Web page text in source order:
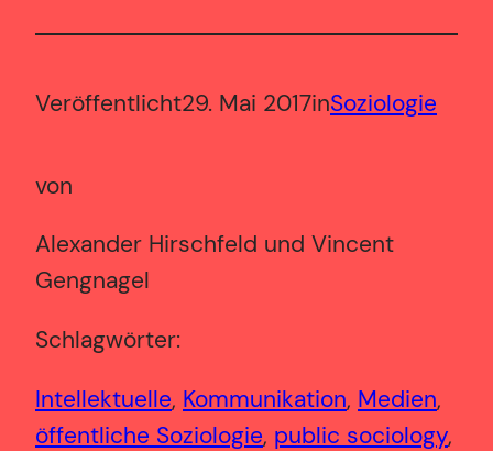
Veröffentlicht29. Mai 2017inSoziologie
von
Alexander Hirschfeld und Vincent
Gengnagel
Schlagwörter:
Intellektuelle, Kommunikation, Medien
öffentliche Soziologie, public sociology